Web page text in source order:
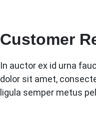
Customer
In auctor ex id urna
dolor sit amet,
ligula semper metus